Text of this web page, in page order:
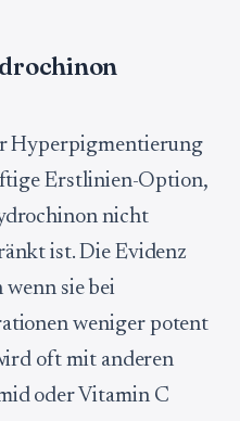
Hyperpigmentierung
Erstlinien-Option,
nicht
ist. Die Evidenz
wenn sie bei
weniger potent
oft mit anderen
oder Vitamin C